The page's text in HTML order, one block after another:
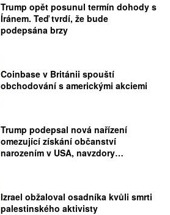
Trump opět posunul termín dohody s
Íránem. Teď tvrdí, že bude
podepsána brzy
Coinbase v Británii spouští
obchodování s americkými akciemi
Trump podepsal nová nařízení
omezující získání občanství
narozením v USA, navzdory
Izrael obžaloval osadníka kvůli smrti
palestinského aktivisty